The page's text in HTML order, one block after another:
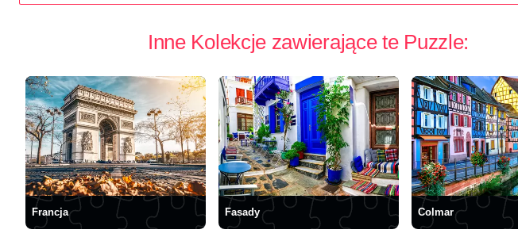
Inne Kolekcje zawierające te Puzzle:
Francja Fasady Colmar